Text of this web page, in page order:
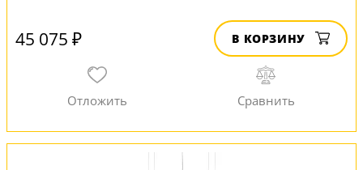
45 075 ₽ В КОРЗИНУ